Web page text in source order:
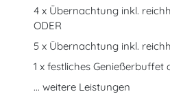
4 x Übernachtung inkl.
ODER
5 x Übernachtung inkl.
1 x festliches Genießerbuffet
... weitere Leistungen